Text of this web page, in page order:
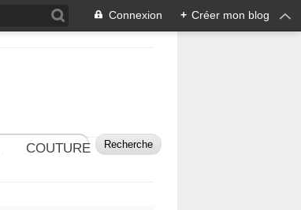
Connexion + Créer mon blog
COUTURE